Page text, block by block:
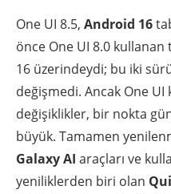
One UI 8.5, Android 16
önce One UI 8.0
16 üzerindeydi; bu iki
değişmedi. Ancak One
değişiklikler, bir nokta
büyük. Tamamen
Galaxy AI araçları ve
yeniliklerden biri olan